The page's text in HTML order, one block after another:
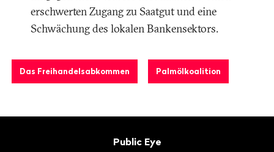
erschwerten Zugang zu Saatgut und eine
Schwächung des lokalen Bankensektors.
Das Freihandelsabkommen Palmölkoalition
Public Eye